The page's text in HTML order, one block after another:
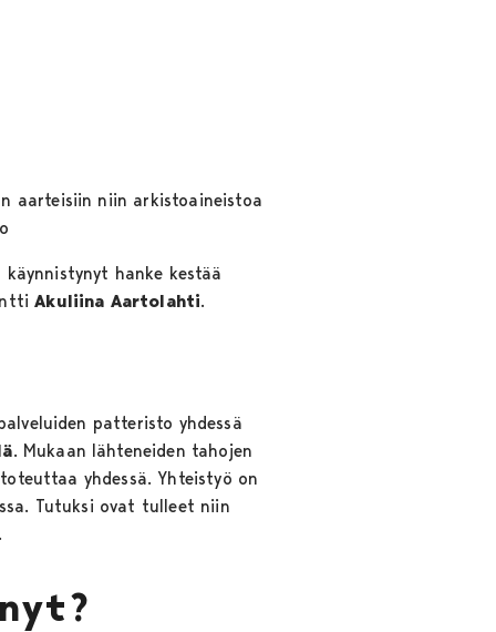
aarteisiin niin arkistoaineistoa
hanke kestää
Akuliina Aartolahti.
patteristo yhdessä
. Mukaan lähteneiden tahojen
yhdessä. Yhteistyö on
Tutuksi ovat tulleet niin